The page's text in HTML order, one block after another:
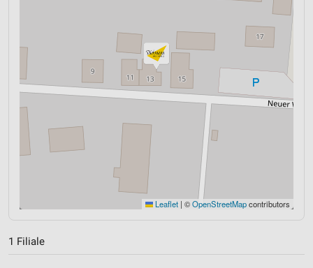
Leaflet | ©OpenStreetMapcontributors
1 Filiale